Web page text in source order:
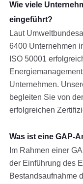
Wie viele
eingeführt?
Laut
6400 Unternehmen
ISO 50001
Unternehmen.
begleiten Sie von
erfolgreichen
Was ist eine GAP-
Im Rahmen einer
der Einführung des
Bestandsaufnahme